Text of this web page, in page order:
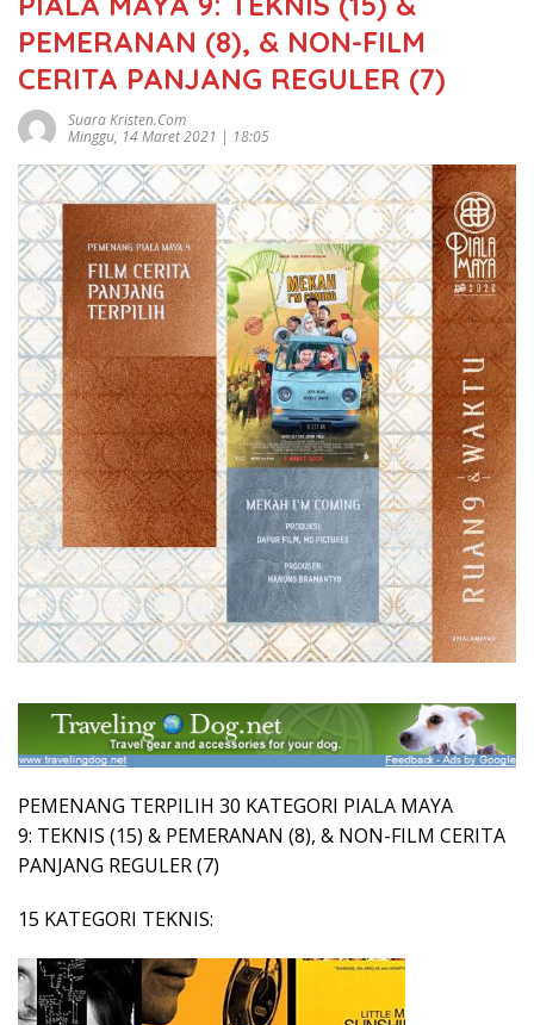
PEMERANAN (8), & NON-FILM
CERITA PANJANG REGULER (7)
Suara Kristen.com
Minggu, 14 Maret 2021 | 18:05
PEMENANG TERPILIH 30 KATEGORI PIALA MAYA
9: TEKNIS (15) & PEMERANAN (8), & NON-FILM CERITA
PANJANG REGULER (7)
15 KATEGORI TEKNIS: